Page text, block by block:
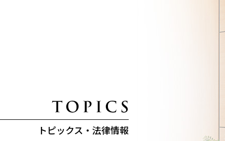
トピックス・法律情報